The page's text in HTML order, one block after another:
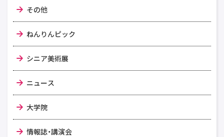
その他
ねんりんピック
シニア美術展
ニュース
大学院
情報誌・講演会